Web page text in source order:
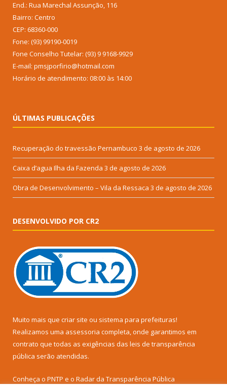
End.: Rua Marechal Assunção, 116
Bairro: Centro
CEP: 68360-000
Fone: (93) 99190-0019
Fone Conselho Tutelar: (93) 9 9168-9929
E-mail: pmsjporfirio@hotmail.com
Horário de atendimento: 08:00 às 14:00
ÚLTIMAS PUBLICAÇÕES
Recuperação do travessão Pernambuco 3 de agosto de 2026
Caixa d’agua Ilha da Fazenda 3 de agosto de 2026
Obra de Desenvolvimento – Vila da Ressaca 3 de agosto de 2026
DESENVOLVIDO POR CR2
Muito mais que criar site ou sistema para prefeituras!
Realizamos uma assessoria completa, onde garantimos em
contrato que todas as exigências das leis de transparência
pública serão atendidas.
Conheça o PNTP e o Radar da Transparência Pública